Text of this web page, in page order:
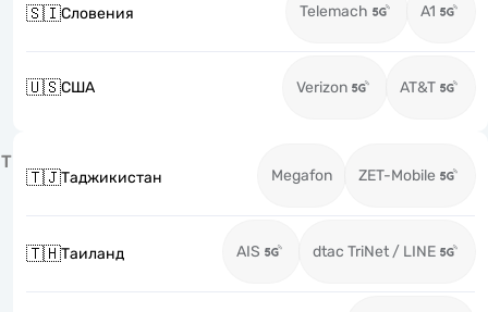
🇸🇮Словения Telemach A1
🇺🇸США Verizon AT&T
Т
🇹🇯Таджикистан Megafon ZET-Mobile
🇹🇭Таиланд AIS dtac TriNet / LINE